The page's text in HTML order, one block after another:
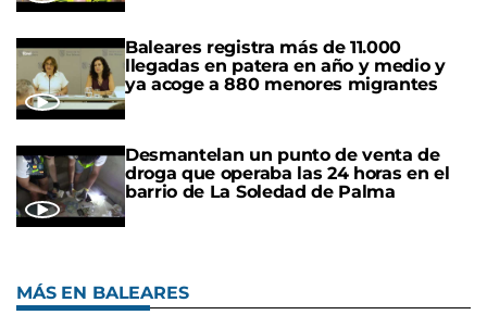
Baleares registra más de 11.000
llegadas en patera en año y medio y
ya acoge a 880 menores migrantes
Desmantelan un punto de venta de
droga que operaba las 24 horas en el
barrio de La Soledad de Palma
MÁS EN BALEARES